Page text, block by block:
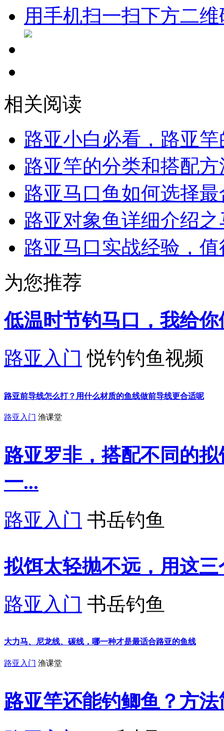
用手机扫一扫下方二
相关阅读
路亚小白必看，路亚
路亚竿的分类和搭配方
路亚马口鱼如何选择
路亚对象鱼详细介绍
路亚马口实战经验，
为您推荐
低温时节钓马口，我给
路亚入门 悦钓钓鱼视频
路亚前导线怎么打？用什么材质的鱼线做前导线更合适呢
路亚入门 渔课堂
路亚罗非，搭配不同的
一...
路亚入门 书岳钓鱼
拟饵太轻抛不远，用这
路亚入门 书岳钓鱼
大力马、尼龙线、碳线，哪一种才是最适合路亚的鱼线
路亚入门 渔课堂
路亚竿还能钓鲫鱼？方